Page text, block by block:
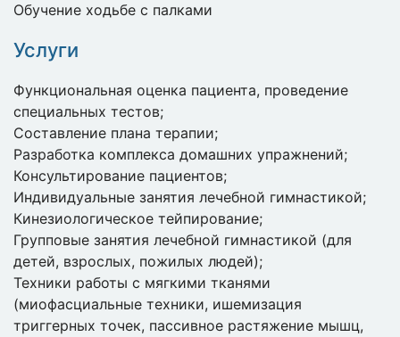
Обучение ходьбе с палками
Услуги
Функциональная оценка пациента, проведение
специальных тестов;
Составление плана терапии;
Разработка комплекса домашних упражнений;
Консультирование пациентов;
Индивидуальные занятия лечебной гимнастикой;
Кинезиологическое тейпирование;
Групповые занятия лечебной гимнастикой (для
детей, взрослых, пожилых людей);
Техники работы с мягкими тканями
(миофасциальные техники, ишемизация
триггерных точек, пассивное растяжение мышц,